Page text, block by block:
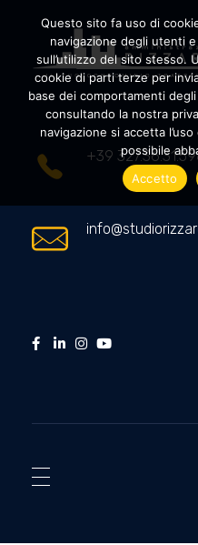
Amministrazioni Rizzardo
+39
Questo sito fa uso di
navigazione degli utenti
sull’utilizzo del sito stesso.
cookie di parti terze per
base dei comportamenti
consultando la nostra
navigazione si accetta
possibile
Accetto